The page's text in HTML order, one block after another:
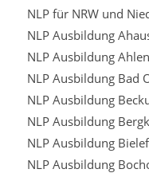
NLP für NRW und
NLP Ausbildung
NLP Ausbildung Ahlen
NLP Ausbildung Bad
NLP Ausbildung
NLP Ausbildung
NLP Ausbildung
NLP Ausbildung